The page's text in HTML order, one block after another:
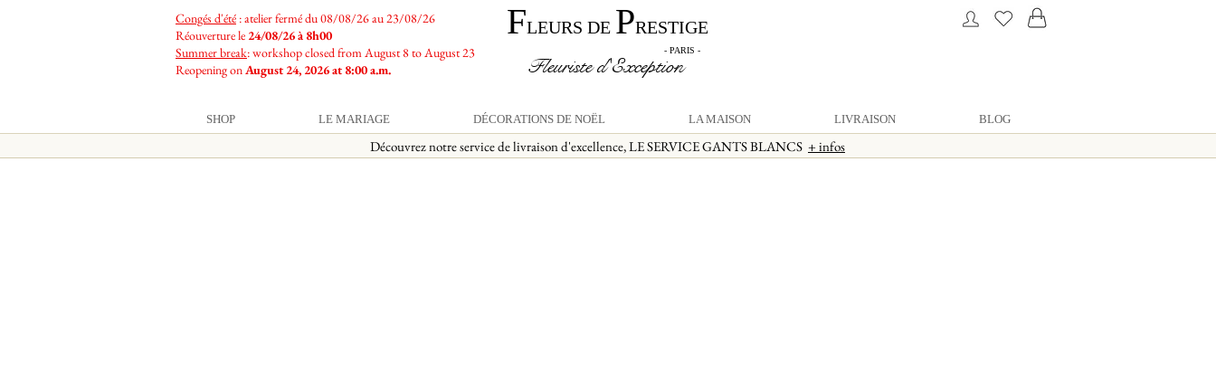
FLEURS DE PRESTIGE
Fleuriste d'Exception
- PARIS -
Congés d'été : atelier fermé du 08/08/26 au 23/08/26
Réouverture le 24/08/26 à 8h00
Summer break: workshop closed from August 8 to August 23
Reopening onAugust 24, 2026 at 8:00 a.m.
SHOP LE MARIAGE DÉCORATIONS DE NOËL LA MAISON LIVRAISON BLOG
Découvrez notre service de livraison d'excellence, LE SERVICE GANTS BLANCS + infos